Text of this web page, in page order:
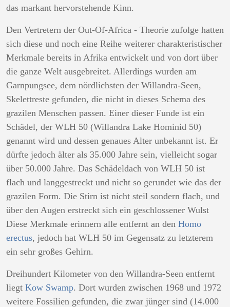
das markant hervorstehende Kinn.
Den Vertretern der Out-Of-Africa - Theorie zufolge hatten
sich diese und noch eine Reihe weiterer charakteristischer
Merkmale bereits in Afrika entwickelt und von dort über
die ganze Welt ausgebreitet. Allerdings wurden am
Garnpungsee, dem nördlichsten der Willandra-Seen,
Skelettreste gefunden, die nicht in dieses Schema des
grazilen Menschen passen. Einer dieser Funde ist ein
Schädel, der WLH 50 (Willandra Lake Hominid 50)
genannt wird und dessen genaues Alter unbekannt ist. Er
dürfte jedoch älter als 35.000 Jahre sein, vielleicht sogar
über 50.000 Jahre. Das Schädeldach von WLH 50 ist
flach und langgestreckt und nicht so gerundet wie das der
grazilen Form. Die Stirn ist nicht steil sondern flach, und
über den Augen erstreckt sich ein geschlossener Wulst
Diese Merkmale erinnern alle entfernt an den Homo
erectus, jedoch hat WLH 50 im Gegensatz zu letzterem
ein sehr großes Gehirn.
Dreihundert Kilometer von den Willandra-Seen entfernt
liegt Kow Swamp. Dort wurden zwischen 1968 und 1972
weitere Fossilien gefunden, die zwar jünger sind (14.000